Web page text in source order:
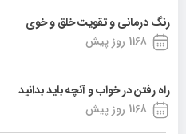
رنگ درمانی و تقویت خلق و خوی
1168 روز پیش
راه رفتن در خواب و آنچه باید بدانید
1168 روز پیش